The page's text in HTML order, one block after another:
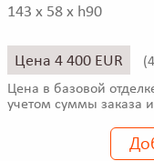
143 x 58 x h90
Цена 4 400 EUR (
Цена в базовой
учетом суммы заказа